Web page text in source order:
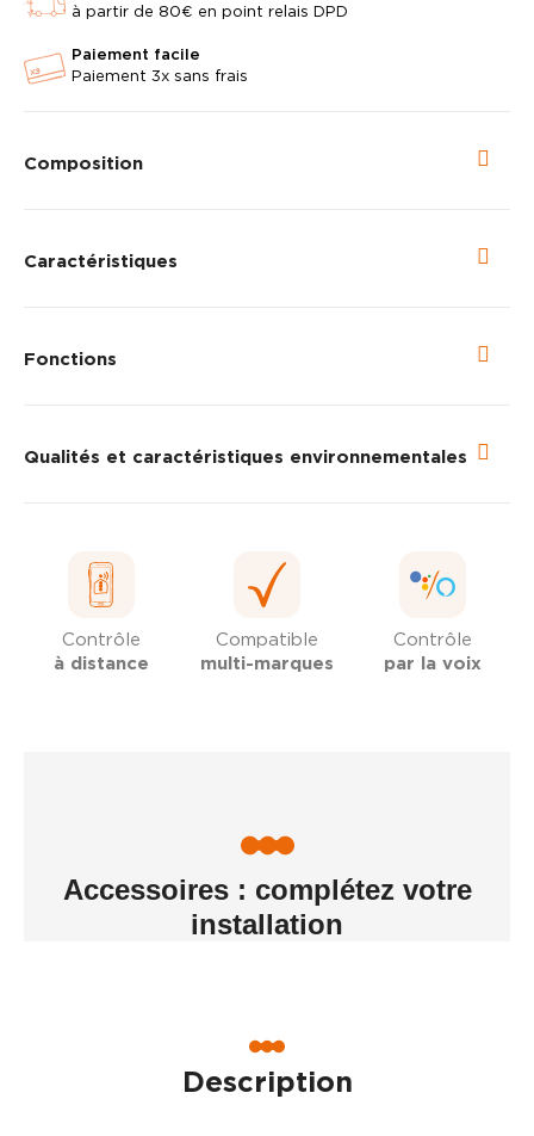
à partir de 80€ en point relais DPD
Paiement facile
Paiement 3x sans frais
Composition
Caractéristiques
Fonctions
Qualités et caractéristiques environnementales
Contrôle
à distance
Compatible
multi-marques
Contrôle
par la voix
Accessoires : complétez votre
installation
Description